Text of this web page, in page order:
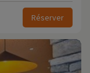
Réserver